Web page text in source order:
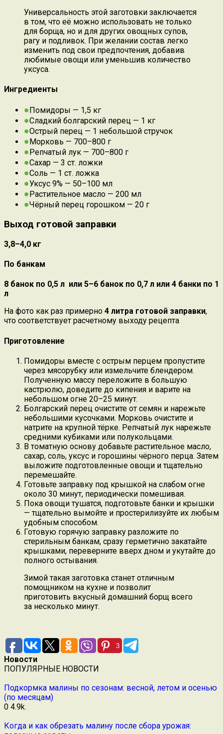
Универсальность этой заготовки заключается
в том, что её можно использовать не только
для борща, но и для других овощных супов,
рагу и подливок. При желании состав легко
изменить под свои предпочтения, добавив
любимые овощи или уменьшив количество
уксуса.
Ингредиенты
Помидоры — 1,5 кг
Сладкий болгарский перец — 1 кг
Острый перец — 1 небольшой стручок
Морковь — 700–800 г
Репчатый лук — 700–800 г
Сахар — 3 ст. ложки
Соль — 1 ст. ложка
Уксус 9% — 50–100 мл
Растительное масло — 200 мл
Чёрный перец горошком — 20 г
Выход готовой заправки
3,8–4,0 кг
По банкам
8 банок по 0,5 л или 5–6 банок по 0,7 л или 4 банки по 1
л
На фото как раз примерно 4 литра готовой заправки,
что соответствует расчетному выходу рецепта
Приготовление
Помидоры вместе с острым перцем пропустите
через мясорубку или измельчите блендером.
Полученную массу переложите в большую
кастрюлю, доведите до кипения и варите на
небольшом огне 20–25 минут.
Болгарский перец очистите от семян и нарежьте
небольшими кусочками. Морковь очистите и
натрите на крупной тёрке. Репчатый лук нарежьте
средними кубиками или полукольцами.
В томатную основу добавьте растительное масло,
сахар, соль, уксус и горошины чёрного перца. Затем
выложите подготовленные овощи и тщательно
перемешайте.
Готовьте заправку под крышкой на слабом огне
около 30 минут, периодически помешивая.
Пока овощи тушатся, подготовьте банки и крышки
— тщательно вымойте и простерилизуйте их любым
удобным способом.
Готовую горячую заправку разложите по
стерильным банкам, сразу герметично закатайте
крышками, переверните вверх дном и укутайте до
полного остывания.
Зимой такая заготовка станет отличным
помощником на кухне и позволит
приготовить вкусный домашний борщ всего
за несколько минут.
3
Новости
ПОПУЛЯРНЫЕ НОВОСТИ
Подкормка малины по сезонам: весной, летом и осенью
(по месяцам)
0 4.9k.
Когда и как обрезать малину после сбора урожая: